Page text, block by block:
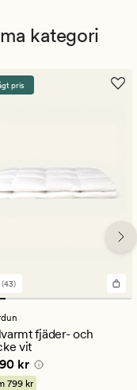
kategori
pris
(43)
fjäder- och
vit
kr
kr
799 kr